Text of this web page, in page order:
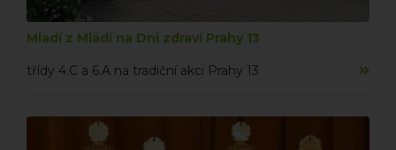
Mladí z Mládí na Dni zdraví Prahy 13
třídy 4.C a 6.A na tradiční akci Prahy 13